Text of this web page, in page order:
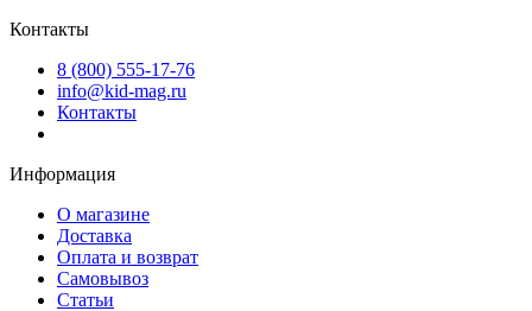
Контакты
8 (800) 555-17-76
info@kid-mag.ru
Контакты
Информация
О магазине
Доставка
Оплата и возврат
Самовывоз
Статьи